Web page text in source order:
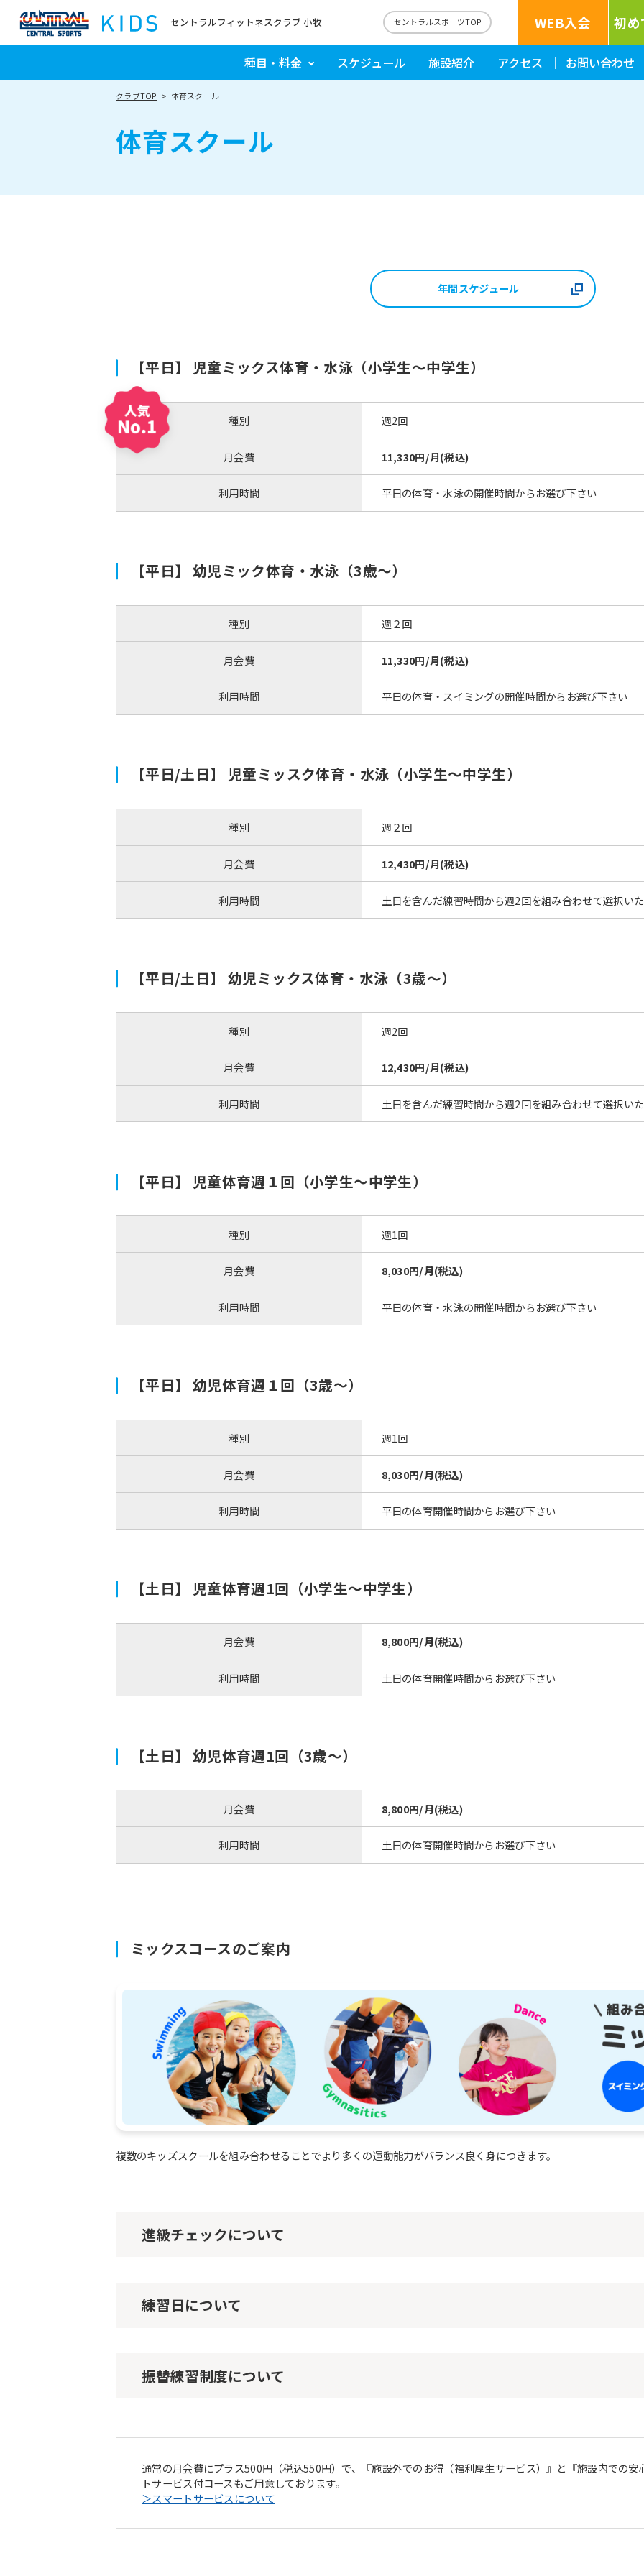
セントラルフィットネスクラブ 小牧 セントラルスポーツTOP WEB入会 初め
種目・料金 スケジュール 施設紹介 アクセス お問い合わせ
クラブTOP 体育スクール
体育スクール
年間スケジュール
【平日】 児童ミックス体育・水泳（小学生～中学生）
種別 週2回
月会費 11,330円/月(税込)
利用時間 平日の体育・水泳の開催時間からお選び下さい
【平日】 幼児ミック体育・水泳（3歳〜）
種別 週２回
月会費 11,330円/月(税込)
利用時間 平日の体育・スイミングの開催時間からお選び下さい
【平日/土日】 児童ミッスク体育・水泳（小学生～中学生）
種別 週２回
月会費 12,430円/月(税込)
利用時間 土日を含んだ練習時間から週2回を組み合わせて選択いた
【平日/土日】 幼児ミックス体育・水泳（3歳～）
種別 週2回
月会費 12,430円/月(税込)
利用時間 土日を含んだ練習時間から週2回を組み合わせて選択いた
【平日】 児童体育週１回（小学生〜中学生）
種別 週1回
月会費 8,030円/月(税込)
利用時間 平日の体育・水泳の開催時間からお選び下さい
【平日】 幼児体育週１回（3歳〜）
種別 週1回
月会費 8,030円/月(税込)
利用時間 平日の体育開催時間からお選び下さい
【土日】 児童体育週1回（小学生～中学生）
月会費 8,800円/月(税込)
利用時間 土日の体育開催時間からお選び下さい
【土日】 幼児体育週1回（3歳～）
月会費 8,800円/月(税込)
利用時間 土日の体育開催時間からお選び下さい
ミックスコースのご案内
複数のキッズスクールを組み合わせることでより多くの運動能力がバランス良く身につきます。
進級チェックについて
練習日について
振替練習制度について
通常の月会費にプラス500円（税込550円）で、『施設外でのお得（福利厚生サービス）』と『施設内での
トサービス付コースもご用意しております。
＞スマートサービスについて
For foreigners
automatic translation) to return to
the top page.
translation service, the Japanese
version of this website will be
translated mechanically, so it may
not be an accurate translation.
The translation may differ from the